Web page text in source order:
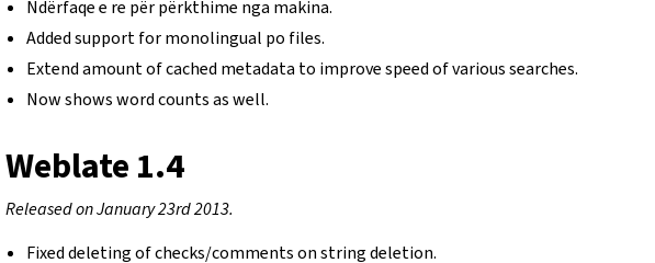
Ndërfaqe e re për përkthime nga makina.
Added support for monolingual po files.
Extend amount of cached metadata to improve speed of various searches.
Now shows word counts as well.
Weblate 1.4
Released on January 23rd 2013.
Fixed deleting of checks/comments on string deletion.